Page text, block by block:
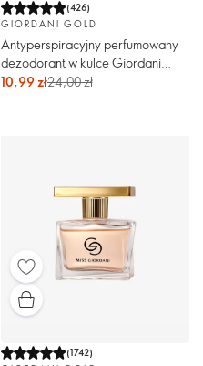
(426)
GIORDANI GOLD
Antyperspiracyjny perfumowany
dezodorant w kulce Giordani
Gold Mister Giordani
10,99 zł24,00 zł
(1742)